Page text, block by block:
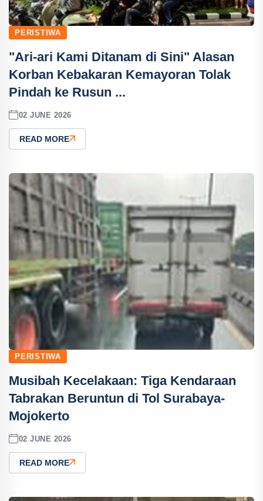
PERISTIWA
"Ari-ari Kami Ditanam di Sini" Alasan
Korban Kebakaran Kemayoran Tolak
Pindah ke Rusun ...
02 JUNE 2026
READ MORE
PERISTIWA
Musibah Kecelakaan: Tiga Kendaraan
Tabrakan Beruntun di Tol Surabaya-
Mojokerto
02 JUNE 2026
READ MORE